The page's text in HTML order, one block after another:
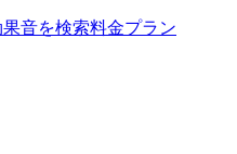
果音を検索料金プラン